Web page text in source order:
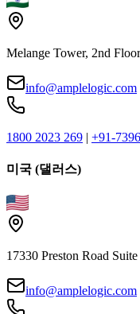
Melange Tower, 2nd
info@amplelogic.com
1800 2023 269 | +91-
미국 (댈러스)
17330 Preston Road
info@amplelogic.com